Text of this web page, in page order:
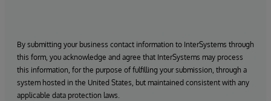
By submitting your business contact information to InterSystems through
this form, you acknowledge and agree that InterSystems may process
this information, for the purpose of fulfilling your submission, through a
system hosted in the United States, but maintained consistent with any
applicable data protection laws.